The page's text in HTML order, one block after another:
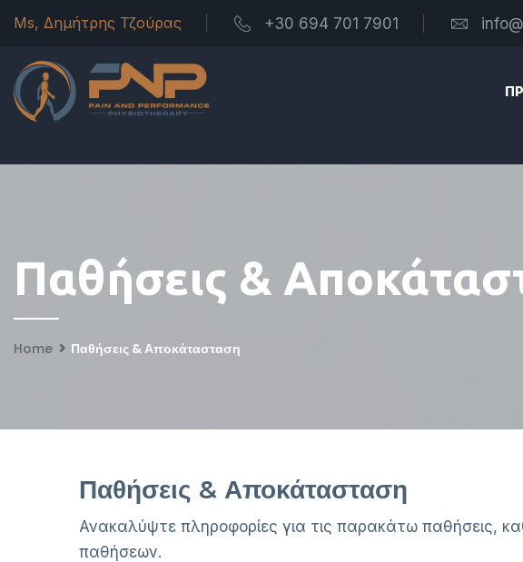
Ms, Δημήτρης Τζούρας +30 694 701 7901
Παθήσεις &
Home Παθήσεις & Αποκάτασταση
Παθήσεις & Αποκάτασταση
Ανακαλύψτε πληροφορίες για τις παρακάτω παθήσεις,
παθήσεων.